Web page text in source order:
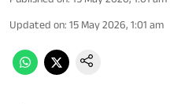
Updated on: 15 May 2026, 1:01 am